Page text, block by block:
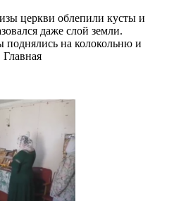
церкви облепили кусты и
даже слой земли.
на колокольню и
Главная